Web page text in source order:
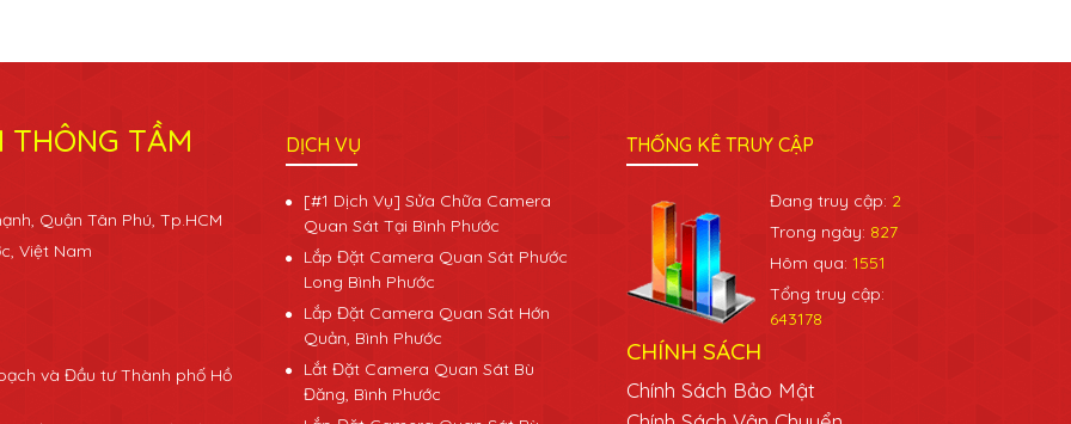
THÔNG TẦM
Quận Tân Phú, Tp.HCM
Việt Nam
và Đầu tư Thành phố Hồ
DỊCH VỤ
[#1 Dịch Vụ] Sửa Chữa Camera
Quan Sát Tại Bình Phước
Lắp Đặt Camera Quan Sát Phước
Long Bình Phước
Lắp Đặt Camera Quan Sát Hớn
Quản, Bình Phước
Lắt Đặt Camera Quan Sát Bù
Đăng, Bình Phước
THỐNG KÊ TRUY CẬP
Đang truy cập: 2
Trong ngày: 827
Hôm qua: 1551
Tổng truy cập:
643178
CHÍNH SÁCH
Chính Sách Bảo Mật